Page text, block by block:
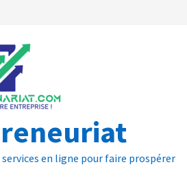
en ligne pour faire prospérer